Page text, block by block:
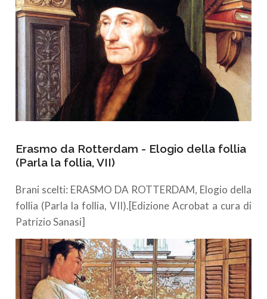
Erasmo da Rotterdam - Elogio della follia
(Parla la follia, VII)
Brani scelti: ERASMO DA ROTTERDAM, Elogio della
follia (Parla la follia, VII).[Edizione Acrobat a cura di
Patrizio Sanasi]